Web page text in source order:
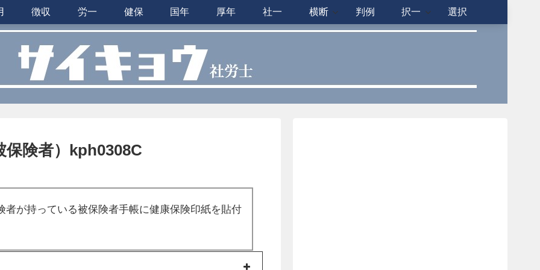
徴収 労一 健保 国年 厚年 社一 横断 判例 択一 選択
保険者）kph0308C
者が持っている被保険者手帳に健康保険印紙を貼付